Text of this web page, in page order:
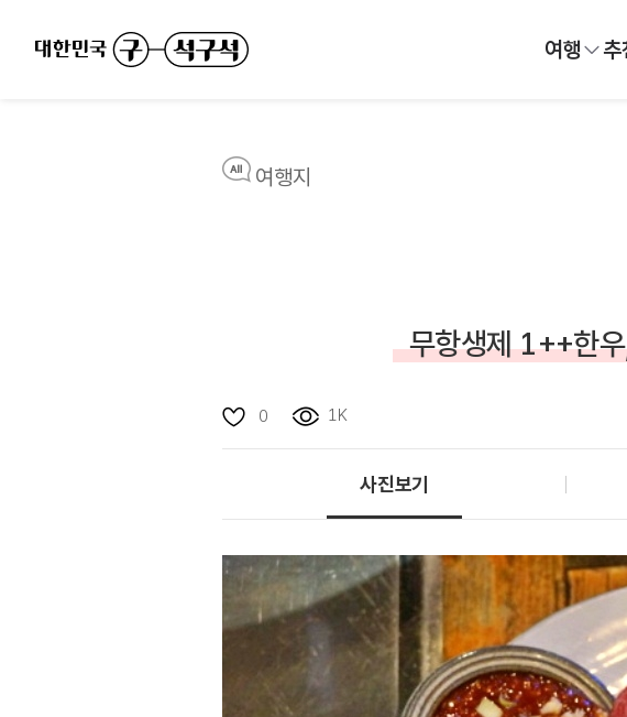
여행 추
여행지
무항생제 1++한
0 1K
사진보기